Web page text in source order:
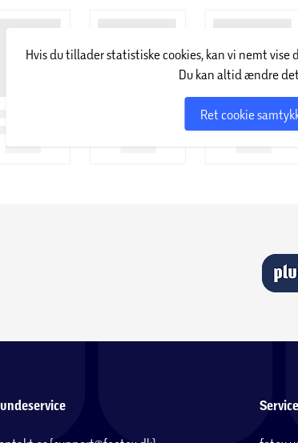
Hvis du tillader statistiske cookies, kan vi nemt
Du kan altid ændre
Ret cookie